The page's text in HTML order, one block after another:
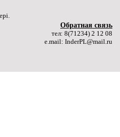
27.06.2024
Обратная связь
тел: 8(71234) 2 12 08
e.mail: InderPL@mail.ru